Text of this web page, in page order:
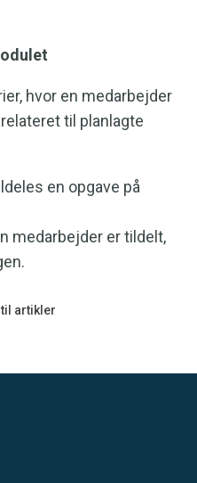
hvor en medarbejder
til planlagte
en opgave på
medarbejder er tildelt,
artikler